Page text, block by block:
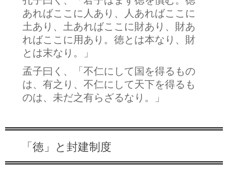
あればここに人あり、人あればここに
土あり、土あればここに財あり、財あ
ればここに用あり。徳とは本なり、財
とは末なり。」
孟子曰く、「不仁にして国を得るもの
は、有之り、不仁にして天下を得るも
のは、未だ之有らざるなり。」
「徳」と封建制度